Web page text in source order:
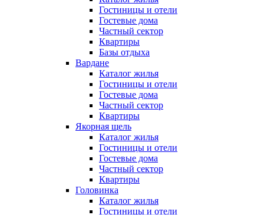
Гостиницы и отели
Гостевые дома
Частный сектор
Квартиры
Базы отдыха
Вардане
Каталог жилья
Гостиницы и отели
Гостевые дома
Частный сектор
Квартиры
Якорная щель
Каталог жилья
Гостиницы и отели
Гостевые дома
Частный сектор
Квартиры
Головинка
Каталог жилья
Гостиницы и отели